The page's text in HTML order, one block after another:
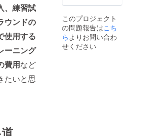
、練習試
ウンドの
使用する
ーニング
費用など
たいと思
このプロジェクト
の問題報告はこち
らよりお問い合わ
せください